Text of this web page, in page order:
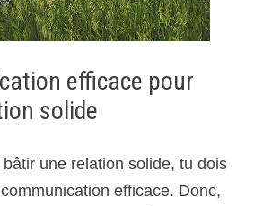
efficace pour
solide
une relation solide, tu dois
efficace. Donc,